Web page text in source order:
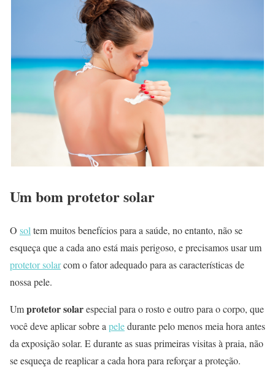
Um bom protetor solar
O soltem muitos benefícios para a saúde, no entanto, não se
esqueça que a cada ano está mais perigoso, e precisamos usar um
protetor solarcom o fator adequado para as características de
nossa pele.
Umprotetor solarespecial para o rosto e outro para o corpo, que
você deve aplicar sobre apeledurante pelo menos meia hora antes
da exposição solar. E durante as suas primeiras visitas à praia, não
se esqueça de reaplicar a cada hora para reforçar a proteção.